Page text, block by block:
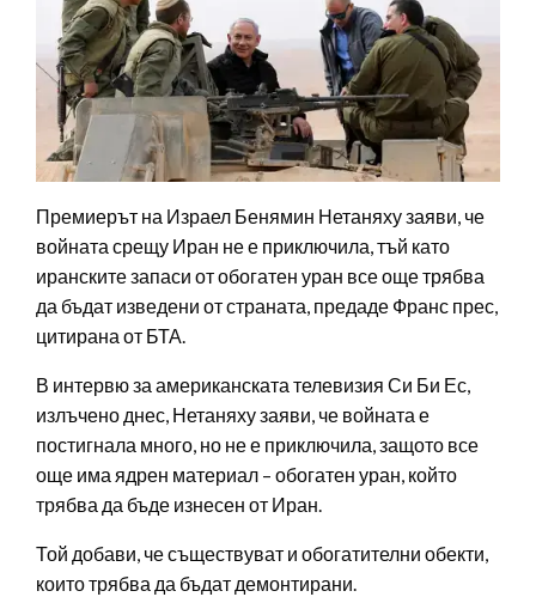
Премиерът на Израел Бенямин Нетаняху заяви, че
войната срещу Иран не е приключила, тъй като
иранските запаси от обогатен уран все още трябва
да бъдат изведени от страната, предаде Франс прес,
цитирана от БТА.
В интервю за американската телевизия Си Би Ес,
излъчено днес, Нетаняху заяви, че войната е
постигнала много, но не е приключила, защото все
още има ядрен материал – обогатен уран, който
трябва да бъде изнесен от Иран.
Той добави, че съществуват и обогатителни обекти,
които трябва да бъдат демонтирани.